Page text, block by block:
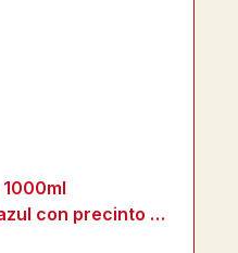
5 de 5 estrellas
con precinto de